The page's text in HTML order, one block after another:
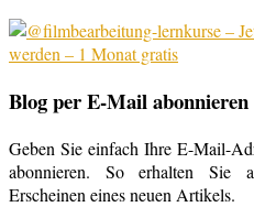
Blog per E-Mail abonnieren
Geben Sie einfach Ihre E-Mail-
abonnieren. So erhalten Sie
Erscheinen eines neuen Artikels.